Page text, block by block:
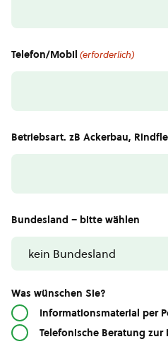
Telefon/Mobil (erforderlich)
Betriebsart. zB Ackerbau,
Bundesland – bitte wählen
Was wünschen Sie?
Informationsmaterial per
Telefonische Beratung zur